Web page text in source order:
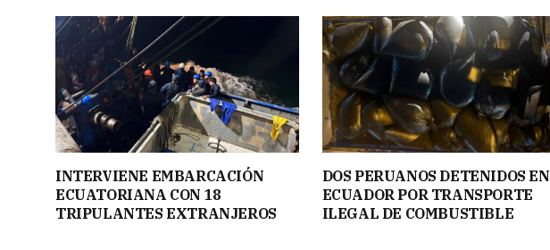
INTERVIENE EMBARCACIÓN
ECUATORIANA CON 18
TRIPULANTES EXTRANJEROS
DOS PERUANOS DETENIDOS EN
ECUADOR POR TRANSPORTE
ILEGAL DE COMBUSTIBLE